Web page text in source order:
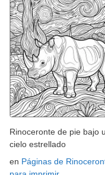
Rinoceronte de pie bajo
cielo estrellado
en Páginas de